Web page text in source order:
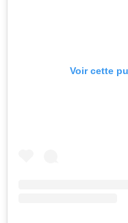
Voir cette